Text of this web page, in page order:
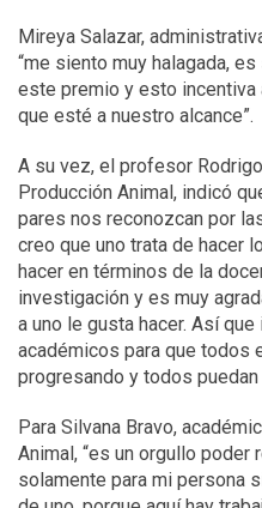
Mireya Salazar,
“me siento muy halagada,
este premio y esto incentiva
que esté a nuestro alcance”.
A su vez, el profesor
Producción Animal, indicó
pares nos reconozcan por
creo que uno trata de hacer
hacer en términos de la
investigación y es muy
a uno le gusta hacer. Así
académicos para que todos
progresando y todos
Para Silvana Bravo,
Animal, “es un orgullo
solamente para mi persona